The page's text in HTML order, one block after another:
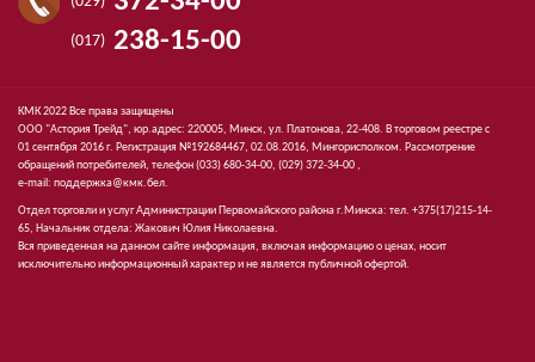
(017) 238-15-00
КМК 2022 Все права защищены
ООО "Астория Трейд", юр.адрес: 220005, Минск, ул. Платонова, 22-408. В торговом реестре с
01 сентября 2016 г. Регистрация №192684467, 02.08.2016, Мингорисполком. Рассмотрение
обращений потребителей, телефон(033)680-34-00, (029)372-34-00 ,
e-mail: поддержка@кмк.бел.
Отдел торговли и услуг Администрации Первомайского района г.Минска: тел. +375(17)215-14-
65, Начальник отдела: Жакович Юлия Николаевна.
Вся приведенная на данном сайте информация, включая информацию о ценах, носит
исключительно информационный характер и не является публичной офертой.